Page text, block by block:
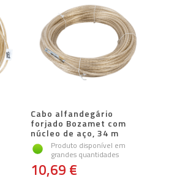
Cabo alfandegário
forjado Bozamet com
núcleo de aço, 34 m
Produto disponível em
grandes quantidades
10,69 €